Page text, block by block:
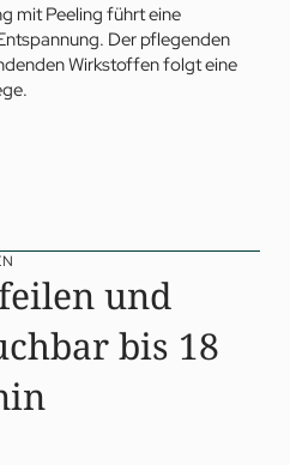
mit Peeling führt eine
Der pflegenden
Wirkstoffen folgt eine
und
bis 18